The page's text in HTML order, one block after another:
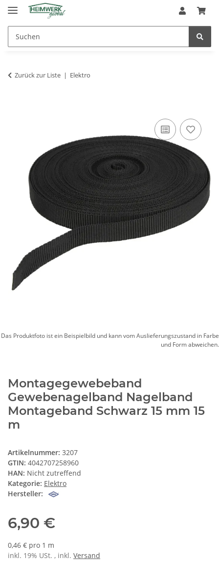
Zurück zur Liste Elektro
Das Produktfoto ist ein Beispielbild und kann vom Auslieferungszustand in Farbe
und Form abweichen.
Montagegewebeband
Gewebenagelband Nagelband
Montageband Schwarz 15 mm 15
m
Artikelnummer: 3207
GTIN: 4042707258960
HAN: Nicht zutreffend
Kategorie: Elektro
Hersteller:
6,90 €
0,46 € pro 1 m
inkl. 19% USt. , inkl. Versand